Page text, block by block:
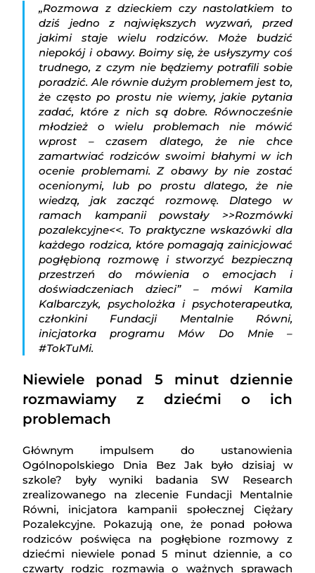
„Rozmowa z dzieckiem czy nastolatkiem to
dziś jedno z największych wyzwań, przed
jakimi staje wielu rodziców. Może budzić
niepokój i obawy. Boimy się, że usłyszymy coś
trudnego, z czym nie będziemy potrafili sobie
poradzić. Ale równie dużym problemem jest to,
że często po prostu nie wiemy, jakie pytania
zadać, które z nich są dobre. Równocześnie
młodzież o wielu problemach nie mówić
wprost – czasem dlatego, że nie chce
zamartwiać rodziców swoimi błahymi w ich
ocenie problemami. Z obawy by nie zostać
ocenionymi, lub po prostu dlatego, że nie
wiedzą, jak zacząć rozmowę. Dlatego w
ramach kampanii powstały >>Rozmówki
pozalekcyjne<<. To praktyczne wskazówki dla
każdego rodzica, które pomagają zainicjować
pogłębioną rozmowę i stworzyć bezpieczną
przestrzeń do mówienia o emocjach i
doświadczeniach dzieci” – mówi Kamila
Kalbarczyk, psycholożka i psychoterapeutka,
członkini Fundacji Mentalnie Równi,
inicjatorka programu Mów Do Mnie –
#TokTuMi.
Niewiele ponad 5 minut dziennie
rozmawiamy z dziećmi o ich
problemach
Głównym impulsem do ustanowienia
Ogólnopolskiego Dnia Bez Jak było dzisiaj w
szkole? były wyniki badania SW Research
zrealizowanego na zlecenie Fundacji Mentalnie
Równi, inicjatora kampanii społecznej Ciężary
Pozalekcyjne. Pokazują one, że ponad połowa
rodziców poświęca na pogłębione rozmowy z
dziećmi niewiele ponad 5 minut dziennie, a co
czwarty rodzic rozmawia o ważnych sprawach